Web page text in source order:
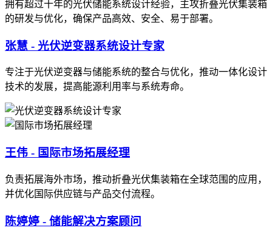
拥有超过十年的光伏储能系统设计经验，主攻折叠光伏集装箱
的研发与优化，确保产品高效、安全、易于部署。
张慧 - 光伏逆变器系统设计专家
专注于光伏逆变器与储能系统的整合与优化，推动一体化设计
技术的发展，提高能源利用率与系统寿命。
王伟 - 国际市场拓展经理
负责拓展海外市场，推动折叠光伏集装箱在全球范围的应用，
并优化国际供应链与产品交付流程。
陈婷婷 - 储能解决方案顾问